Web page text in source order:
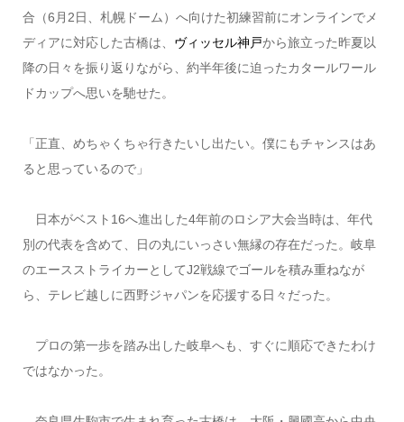
合（6月2日、札幌ドーム）へ向けた初練習前にオンラインでメ
ディアに対応した古橋は、 ヴィッセル神戸から旅立った昨夏以
降の日々を振り返りながら、約半年後に迫ったカタールワール
ドカップへ思いを馳せた。
「正直、めちゃくちゃ行きたいし出たい。僕にもチャンスはあ
ると思っているので」
日本がベスト16へ進出した4年前のロシア大会当時は、年代
別の代表を含めて、日の丸にいっさい無縁の存在だった。岐阜
のエースストライカーとしてJ2戦線でゴールを積み重ねなが
ら、テレビ越しに西野ジャパンを応援する日々だった。
プロの第一歩を踏み出した岐阜へも、すぐに順応できたわけ
ではなかった。